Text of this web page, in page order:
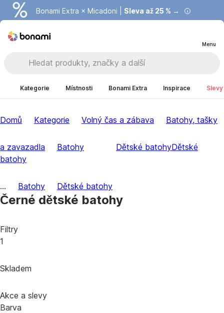
Bonami Extra × Micadoni | Sleva až 25 % →
Summer Sale | Ušetřete až 40 % →
Menu
Kategorie Místnosti Bonami Extra Inspirace
Domů Kategorie Volný čas a zábava Batohy, tašky
a zavazadla Batohy Dětské batohyDětské
batohy
... Batohy Dětské batohy
Černé dětské batohy
Filtry
1
Skladem
Akce a slevy
Barva